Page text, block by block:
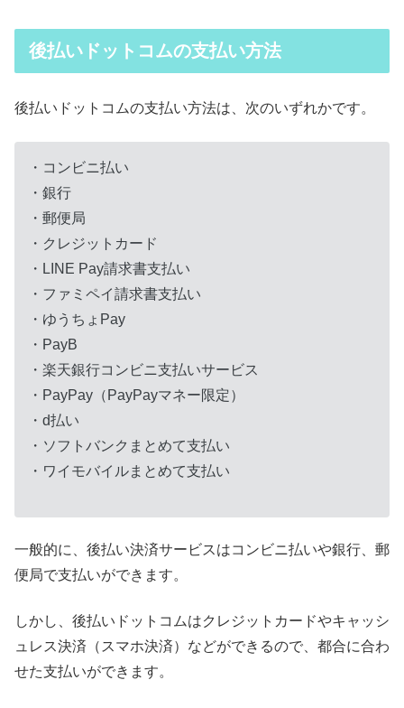
後払いドットコムの支払い方法
後払いドットコムの支払い方法は、次のいずれかです。
・コンビニ払い
・銀行
・郵便局
・クレジットカード
・LINE Pay請求書支払い
・ファミペイ請求書支払い
・ゆうちょPay
・PayB
・楽天銀行コンビニ支払いサービス
・PayPay（PayPayマネー限定）
・d払い
・ソフトバンクまとめて支払い
・ワイモバイルまとめて支払い
一般的に、後払い決済サービスはコンビニ払いや銀行、郵
便局で支払いができます。
しかし、後払いドットコムはクレジットカードやキャッシ
ュレス決済（スマホ決済）などができるので、都合に合わ
せた支払いができます。